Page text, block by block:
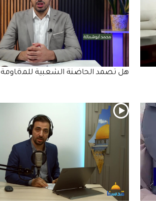
هل تصمد الحاضنة الشعبية للمـöـاومة في لبنان؟